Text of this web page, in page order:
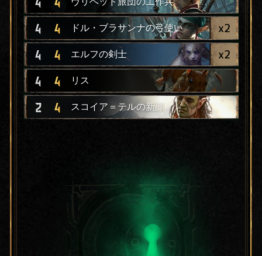
ヴリヘッド旅団の工作兵
4 4 ドル・ブラサンナの弓使い x2
4 4 エルフの剣士 x2
4 4 リス
2 4 スコイア＝テルの新顔